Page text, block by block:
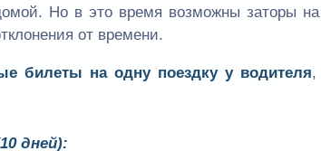
Но в это время возможны заторы
от времени.
билеты на одну поездку у водителя,
дней):